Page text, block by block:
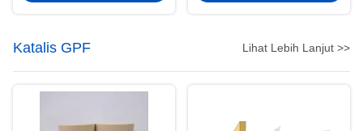
Katalis GPF Lihat Lebih Lanjut >>